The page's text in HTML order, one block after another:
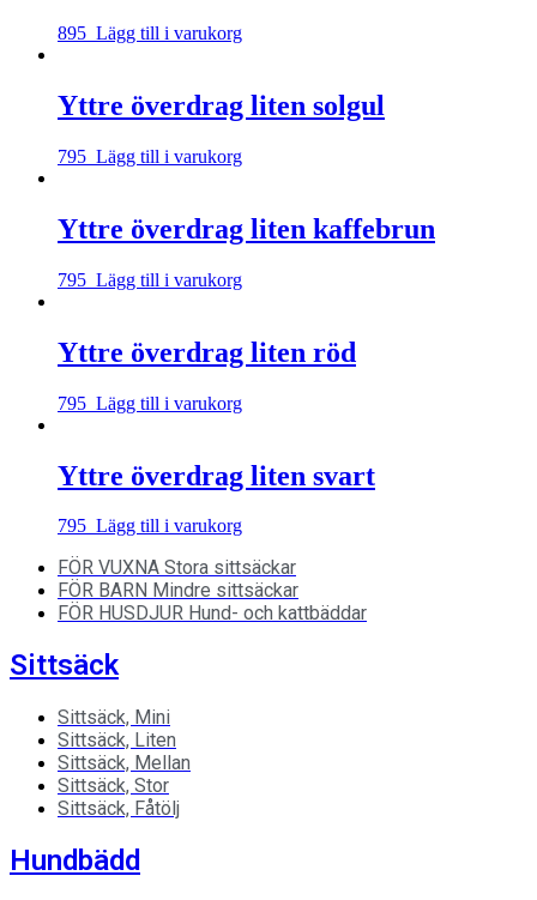
895 Lägg till i varukorg
Yttre överdrag liten solgul
795 Lägg till i varukorg
Yttre överdrag liten kaffebrun
795 Lägg till i varukorg
Yttre överdrag liten röd
795 Lägg till i varukorg
Yttre överdrag liten svart
795 Lägg till i varukorg
FÖR VUXNA Stora sittsäckar
FÖR BARN Mindre sittsäckar
FÖR HUSDJUR Hund- och kattbäddar
Sittsäck
Sittsäck, Mini
Sittsäck, Liten
Sittsäck, Mellan
Sittsäck, Stor
Sittsäck, Fåtölj
Hundbädd